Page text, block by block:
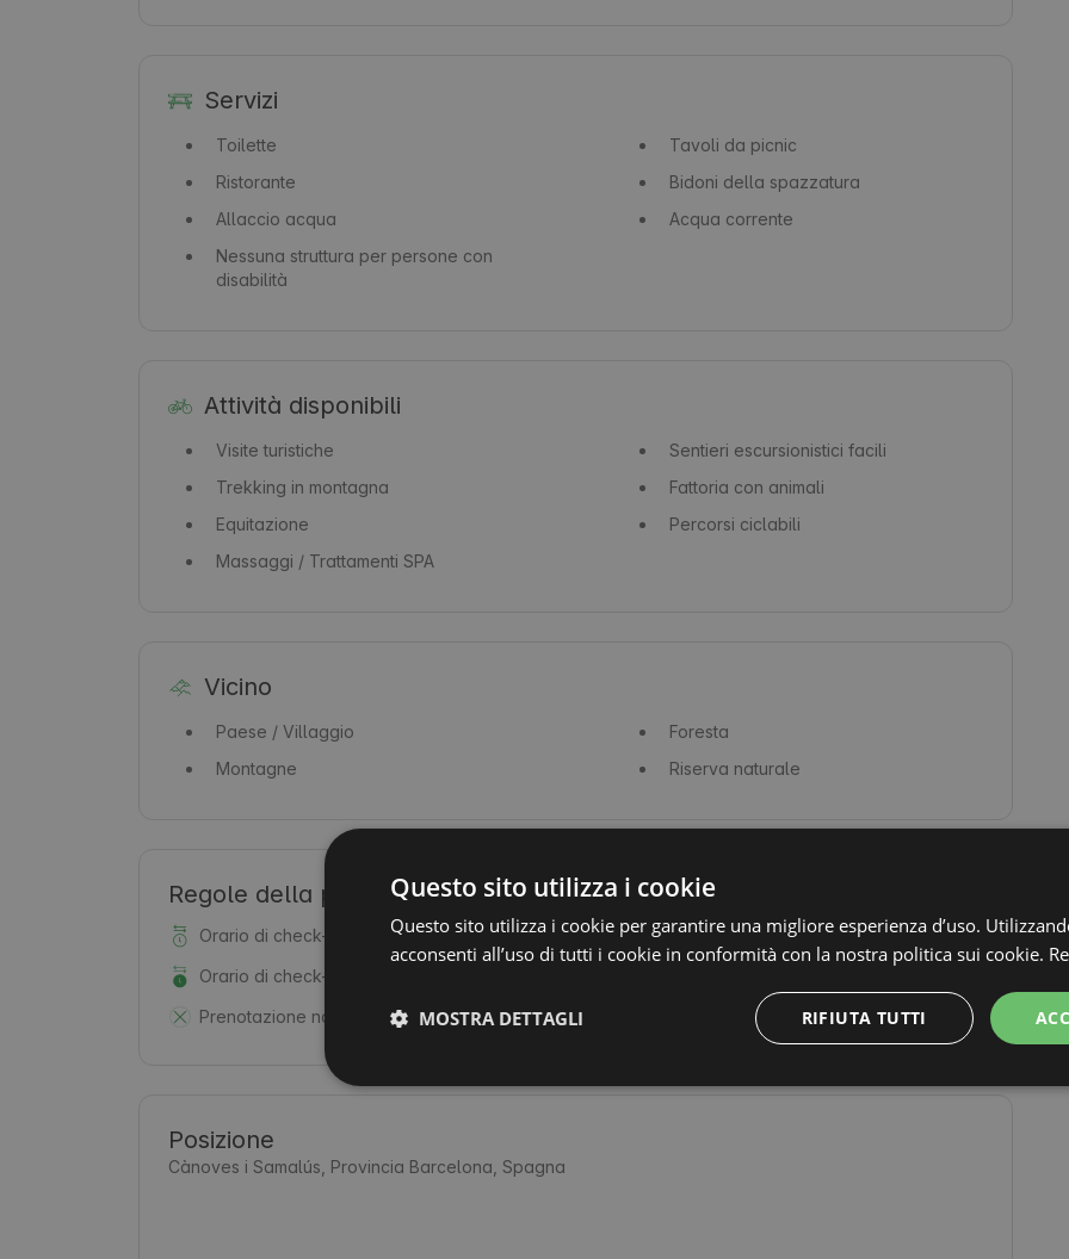
Servizi
Toilette
Tavoli da picnic
Ristorante
Bidoni della spazzatura
Allaccio acqua
Acqua corrente
Nessuna struttura per persone con
disabilità
Attività disponibili
Visite turistiche
Sentieri escursionistici facili
Trekking in montagna
Fattoria con animali
Equitazione
Percorsi ciclabili
Massaggi / Trattamenti SPA
Vicino
Paese / Villaggio
Foresta
Montagne
Riserva naturale
Regole della proprietà
Orario di check-in: dalle 16:00
Orario di check-out: fino alle 12:00
Prenotazione non rimborsabile
Posizione
Cànoves i Samalús, Provincia Barcelona, Spagna
Questo sito utilizza i cookie
Questo sito utilizza i cookie per garantire una migliore esperienza d’uso.
acconsenti all’uso di tutti i cookie in conformità con la nostra politica sui cookie.
RIFIUTA TUTTI
MOSTRA DETTAGLI